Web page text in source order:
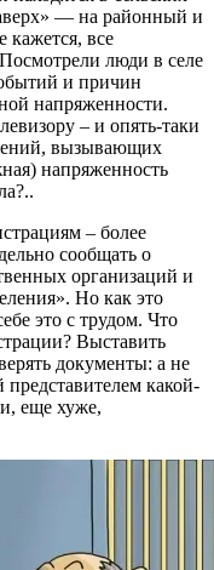
— на районный и
все
люди в селе
и причин
напряженности.
– и опять-таки
вызывающих
напряженность
– более
сообщать о
организаций и
Но как это
это с трудом. Что
Выставить
документы: а не
какой-
еще хуже,